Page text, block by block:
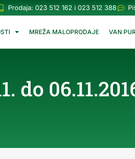
Prodaja: 023 512 162 i 023 512 388
MREŽA MALOPRODAJE VAN
do